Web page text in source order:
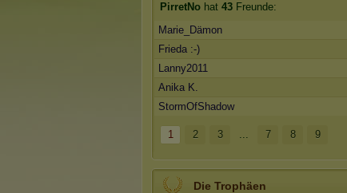
PirretNo hat 43 Freunde:
Marie_Dämon
Frieda :-)
Lanny2011
Anika K.
StormOfShadow
1 2 3 ... 7 8 9
Die Trophäen